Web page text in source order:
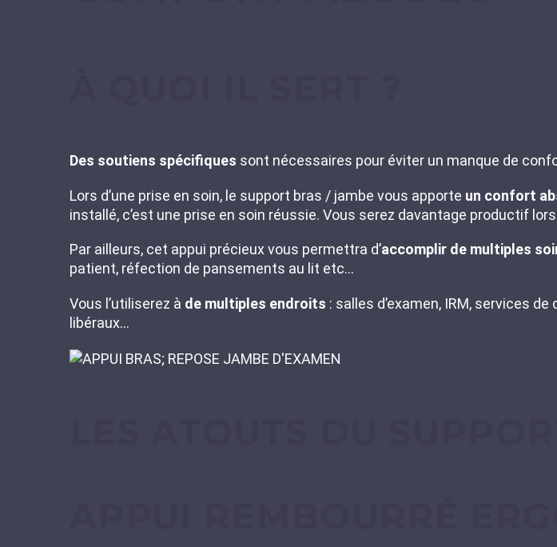
Des soutiens spécifiques sont nécessaires pour éviter un manque de
Lors d’une prise en soin, le support bras / jambe vous apporte un confort
installé, c’est une prise en soin réussie. Vous serez davantage productif
Par ailleurs, cet appui précieux vous permettra d’accomplir de multiples
patient, réfection de pansements au lit etc…
Vous l’utiliserez à de multiples endroits : salles d’examen, IRM, services
libéraux…